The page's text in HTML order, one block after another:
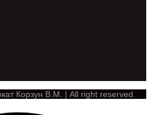
Корзун В.М. | All right reserved.